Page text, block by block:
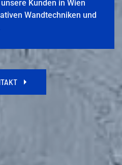
Kunden in Wien
Wandtechniken und